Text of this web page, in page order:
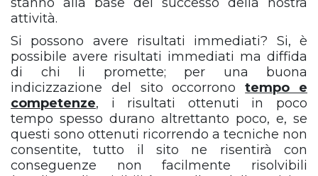
attività.
Si possono avere risultati immediati? Si, è
possibile avere risultati immediati ma diffida
di chi li promette; per una buona
indicizzazione del sito occorronotempo e
competenze, i risultati ottenuti in poco
tempo spesso durano altrettanto poco, e, se
questi sono ottenuti ricorrendo a tecniche non
consentite, tutto il sito ne risentirà con
conseguenze non facilmente risolvibili